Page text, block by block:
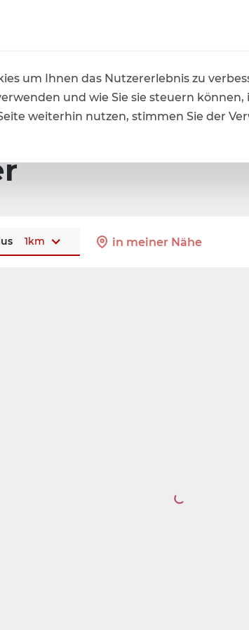
1km in meiner Nähe
um Ihnen das Nutzererlebnis zu
und wie Sie sie steuern können,
weiterhin nutzen, stimmen Sie der